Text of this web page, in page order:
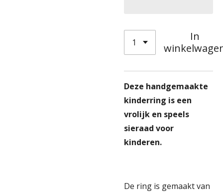
In
Deze handgemaakte
kinderring is een
vrolijk en speels
sieraad voor
kinderen.
De ring is gemaakt van